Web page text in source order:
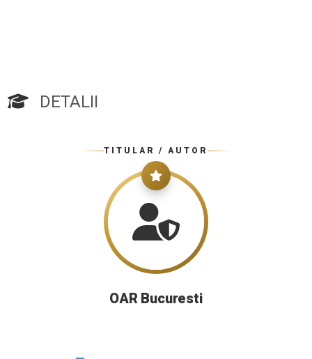
DETALII
TITULAR / AUTOR
OAR Bucuresti